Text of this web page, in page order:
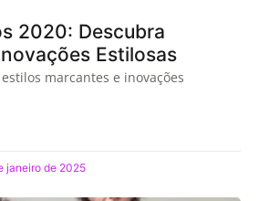
2020: Descubra
Estilosas
marcantes e inovações
janeiro de 2025